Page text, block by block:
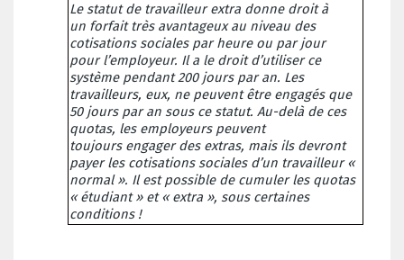
Le statut de travailleur extra donne droit à
un forfait très avantageux au niveau des
cotisations sociales par heure ou par jour
pourl’employeur. Il a le droit d’utiliser ce
système pendant 200 jours par an. Les
travailleurs, eux, ne peuvent être engagés que
50 jours par an sous ce statut. Au-delà de ces
quotas, les employeurs peuvent
toujours engager des extras, mais ils devront
payer les cotisations sociales d’un travailleur «
normal ». Il est possible de cumuler les quotas
« étudiant» et « extra », sous certaines
conditions !